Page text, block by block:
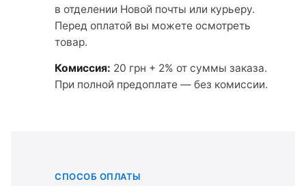
в отделении Новой почты или курьеру.
Перед оплатой вы можете осмотреть
товар.
Комиссия: 20 грн + 2% от суммы заказа.
При полной предоплате — без комиссии.
СПОСОБ ОПЛАТЫ